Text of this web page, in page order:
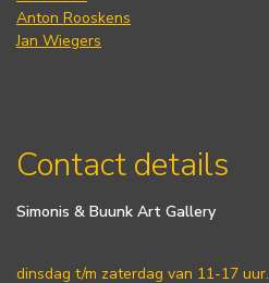
Anton Rooskens
Jan Wiegers
Contact details
Simonis & Buunk Art Gallery
dinsdag t/m zaterdag van 11-17 uur.